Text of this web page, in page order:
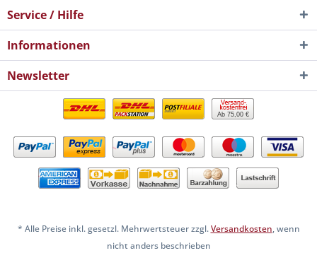
Service / Hilfe
Informationen
Newsletter
Ab 75,00 €
* Alle Preise inkl. gesetzl. Mehrwertsteuer zzgl.Versandkosten, wenn
nicht anders beschrieben